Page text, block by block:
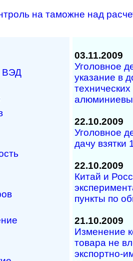
на таможне над
ВЭД
03.11.2009
Уголовное
указание в
22.10.2009
Уголовное
дачу взятки
22.10.2009
Китай и
пункты по
21.10.2009
Изменение
товара не
экспортно-